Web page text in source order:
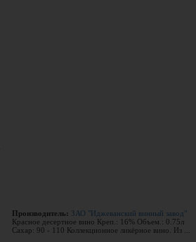
Производитель: ЗАО "Иджеванский винный завод"
Красное десертное вино Креп.: 16% Объем.: 0.75л
Сахар: 90 - 110 Коллекционное ликёрное вино. Из ...